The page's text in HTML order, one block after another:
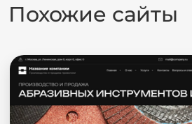
Похожие сайты